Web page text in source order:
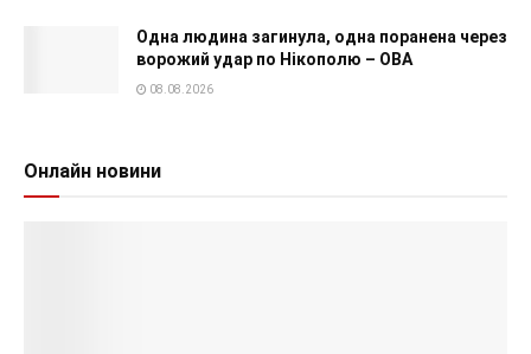
Одна людина загинула, одна поранена через
ворожий удар по Нікополю – ОВА
08.08.2026
Онлайн новини